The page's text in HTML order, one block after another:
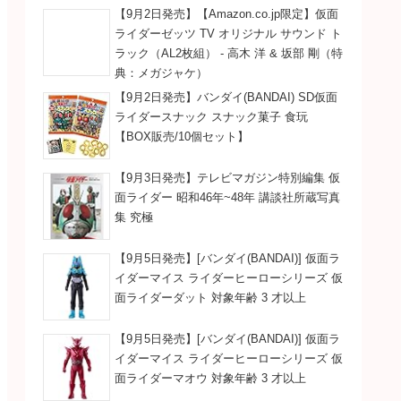
【9月2日発売】【Amazon.co.jp限定】仮面
ライダーゼッツ TV オリジナル サウンド ト
ラック（AL2枚組） - 高木 洋 & 坂部 剛（特
典：メガジャケ）
【9月2日発売】バンダイ(BANDAI) SD仮面
ライダースナック スナック菓子 食玩
【BOX販売/10個セット】
【9月3日発売】テレビマガジン特別編集 仮
面ライダー 昭和46年~48年 講談社所蔵写真
集 究極
【9月5日発売】[バンダイ(BANDAI)] 仮面ラ
イダーマイス ライダーヒーローシリーズ 仮
面ライダーダット 対象年齢 3 才以上
【9月5日発売】[バンダイ(BANDAI)] 仮面ラ
イダーマイス ライダーヒーローシリーズ 仮
面ライダーマオウ 対象年齢 3 才以上